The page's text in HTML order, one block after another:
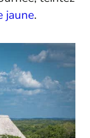
jaune.